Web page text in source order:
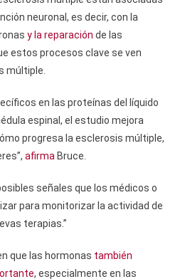
neuronal, es decir, con la
y la reparación de las
estos procesos clave se ven
múltiple.
en las proteínas del líquido
espinal, el estudio mejora
progresa la esclerosis múltiple,
afirma Bruce.
señales que los médicos o
para monitorizar la actividad de
terapias.”
que las hormonas también
, especialmente en las